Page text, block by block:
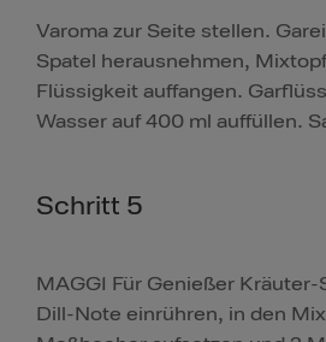
Varoma zur Seite stellen.
Spatel herausnehmen,
Flüssigkeit auffangen.
Wasser auf 400 ml auffüllen.
Schritt 5
MAGGI Für Genießer
Dill-Note einrühren, in den